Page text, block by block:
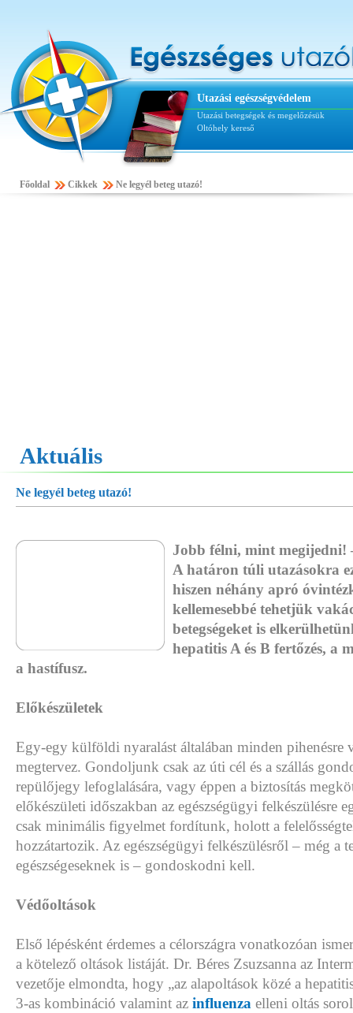
Utazási egészségvédelem
Utazási betegségek és megelőzésük
Oltóhely kereső
Főoldal Cikkek Ne legyél beteg utazó!
Aktuális
Ne legyél beteg utazó!
Jobb félni, mint megijedni!
A határon túli utazásokra
hiszen néhány apró
kellemesebbé tehetjük
betegségeket is
hepatitis A és B fertőzés, a
a hastífusz.
Előkészületek
Egy-egy külföldi nyaralást általában minden pihenésre
megtervez. Gondoljunk csak az úti cél és a szállás
repülőjegy lefoglalására, vagy éppen a biztosítás
előkészületi időszakban az egészségügyi felkészülésre
csak minimális figyelmet fordítunk, holott a
hozzátartozik. Az egészségügyi felkészülésről – még a
egészségeseknek is – gondoskodni kell.
Védőoltások
Első lépésként érdemes a célországra vonatkozóan
a kötelező oltások listáját. Dr. Béres Zsuzsanna az
vezetője elmondta, hogy „az alapoltások közé a
3-as kombináció valamint az influenza elleni oltás